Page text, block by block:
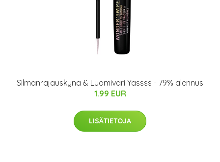
Silmänrajauskynä & Luomiväri Yassss - 79% alennus
1.99 EUR
LISÄTIETOJA